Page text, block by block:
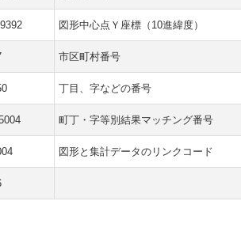
図形中心点Ｙ座標（10進緯度）
市区町村番号
丁目、字などの番号
町丁・字等別結果マッチング番号
図形と集計データのリンクコード